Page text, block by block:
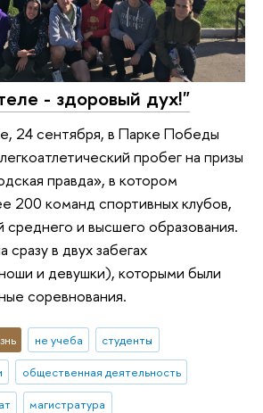
- здоровый дух!"
24 сентября, в Парке Победы
пробег на призы
правда», в котором
200 команд спортивных клубов,
и высшего образования.
сразу в двух забегах
и девушки), которыми были
соревнования.
не учеба
студенты
общественная деятельность
магистратура